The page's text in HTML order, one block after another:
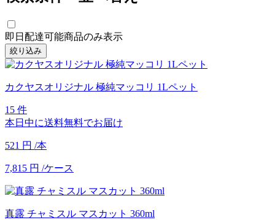
即日配達可能商品のみ表示
絞り込み
カクヤスオリジナル 極純マッコリ 1Lペット
15 件
本日中に送料無料でお届け
521 円 /本
7,815 円 /ケース
真露 チャミスル マスカット 360ml